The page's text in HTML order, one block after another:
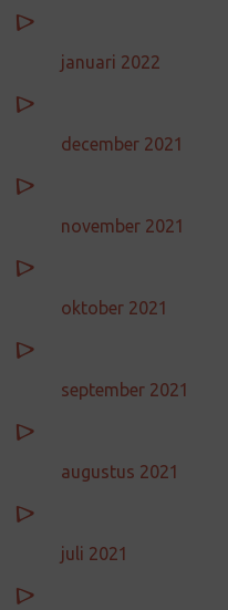
januari 2022
december 2021
november 2021
oktober 2021
september 2021
augustus 2021
juli 2021